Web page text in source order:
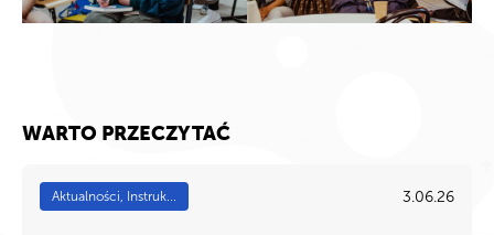
WARTO PRZECZYTAĆ
Aktualności, Instruk... 3.06.26